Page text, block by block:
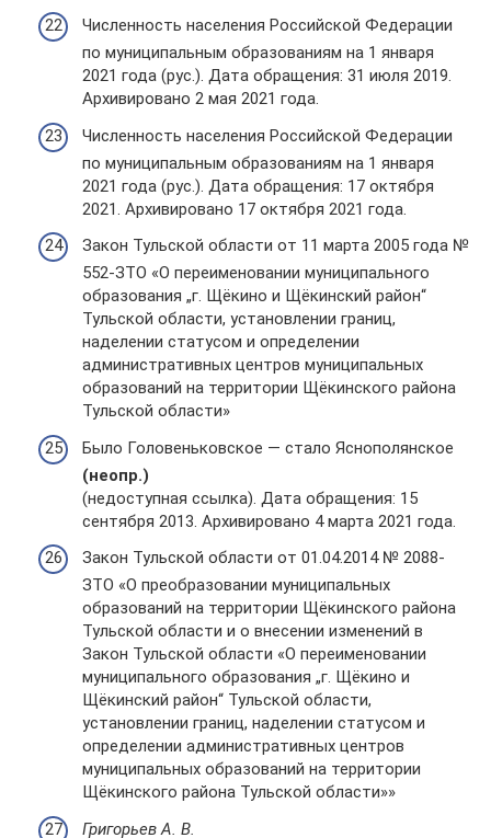
Численность населения Российской Федерации
по муниципальным образованиям на 1 января
2021 года (рус.). Дата обращения: 31 июля 2019.
Архивировано 2 мая 2021 года.
Численность населения Российской Федерации
по муниципальным образованиям на 1 января
2021 года (рус.). Дата обращения: 17 октября
2021. Архивировано 17 октября 2021 года.
Закон Тульской области от 11 марта 2005 года №
552-ЗТО «О переименовании муниципального
образования „г. Щёкино и Щёкинский район“
Тульской области, установлении границ,
наделении статусом и определении
административных центров муниципальных
образований на территории Щёкинского района
Тульской области»
Было Головеньковское — стало Яснополянское
(неопр.)
(недоступная ссылка). Дата обращения: 15
сентября 2013. Архивировано 4 марта 2021 года.
Закон Тульской области от 01.04.2014 № 2088-
ЗТО «О преобразовании муниципальных
образований на территории Щёкинского района
Тульской области и о внесении изменений в
Закон Тульской области «О переименовании
муниципального образования „г. Щёкино и
Щёкинский район“ Тульской области,
установлении границ, наделении статусом и
определении административных центров
муниципальных образований на территории
Щёкинского района Тульской области»»
Григорьев А. В.